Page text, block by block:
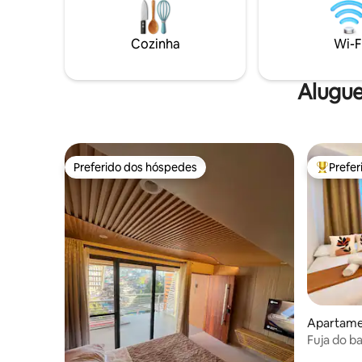
Cozinha Wi-
Preferido dos hóspedes
Preferido dos hóspedes Entre
Fuja do